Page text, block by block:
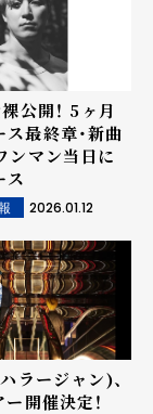
公開！ 5ヶ月
最終章・新曲
ンマン当日に
ス
2026.01.12
ラージャン)、
ー開催決定！